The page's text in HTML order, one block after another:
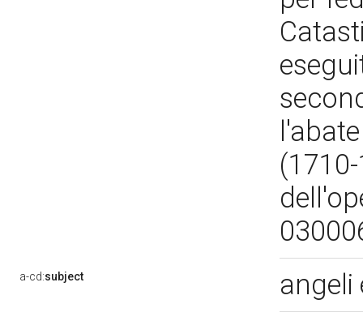
a-cd:subject